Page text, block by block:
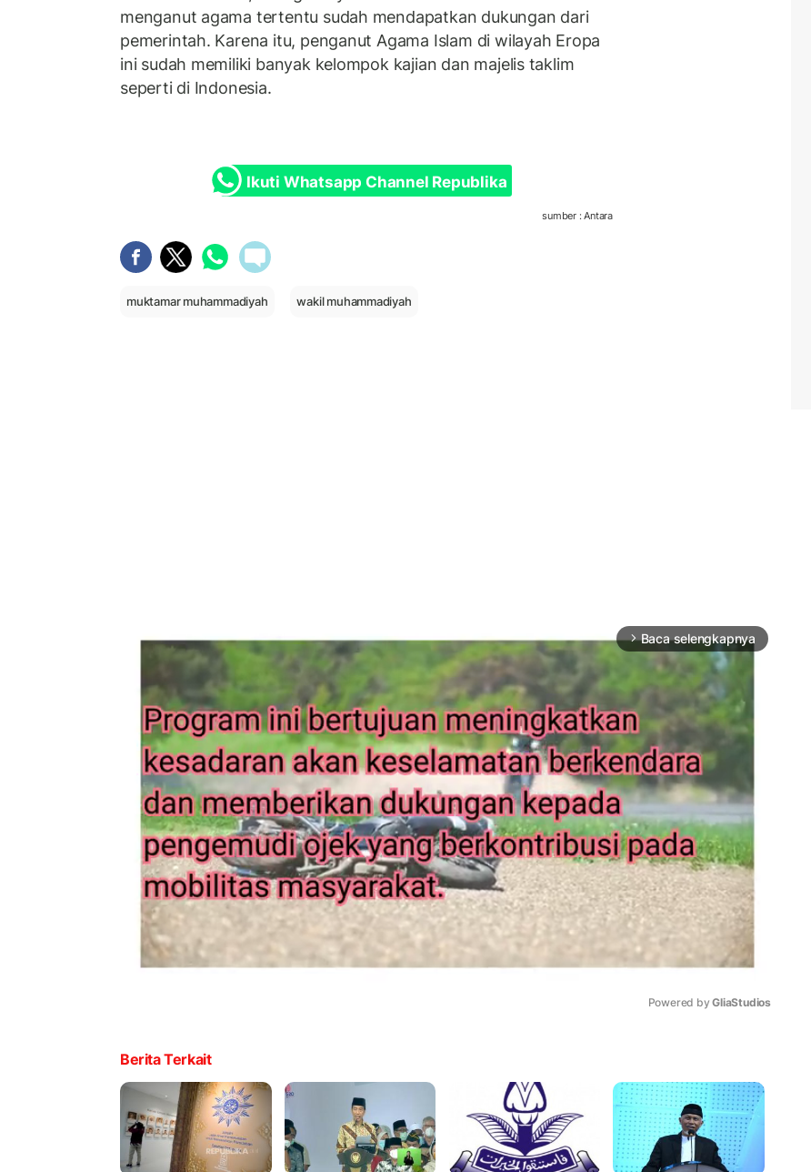
menganut agama tertentu sudah mendapatkan dukungan dari
pemerintah. Karena itu, penganut Agama Islam di wilayah Eropa
ini sudah memiliki banyak kelompok kajian dan majelis taklim
seperti di Indonesia.
Ikuti Whatsapp Channel Republika
sumber : Antara
muktamar muhammadiyah wakil muhammadiyah
arrow_forward_ios Baca selengkapnya
Powered by GliaStudios
Berita Terkait